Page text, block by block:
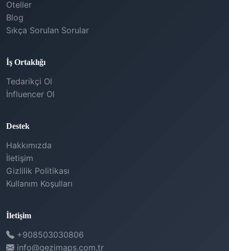
Oteller
Blog
Sıkça Sorulan Sorular
İş Ortaklığı
Tedarikçi Ol
İnfluencer Ol
Destek
Hakkımızda
İletişim
Gizlilik Politikası
Kullanım Koşulları
İletişim
+908503030806
info@gezimaps.com.tr